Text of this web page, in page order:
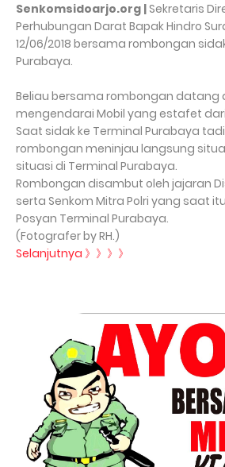
Senkomsidoarjo.org |Sekretaris
Perhubungan Darat Bapak Hindro
12/06/2018 bersama rombongan
Purabaya.
Beliau bersama rombongan datang
mengendarai Mobil yang estafet
Saat sidak ke Terminal Purabaya
rombongan meninjau langsung
situasi di Terminal Purabaya.
Rombongan disambut oleh jajaran
serta Senkom Mitra Polri yang saat
Posyan Terminal Purabaya.
(Fotografer by RH.)
Selanjutnya 》》》》